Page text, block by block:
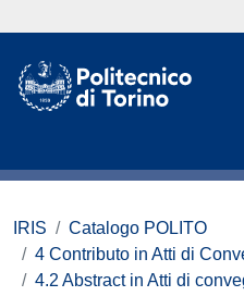
IRIS
Catalogo POLITO
4 Contributo in Atti di
4.2 Abstract in Atti di